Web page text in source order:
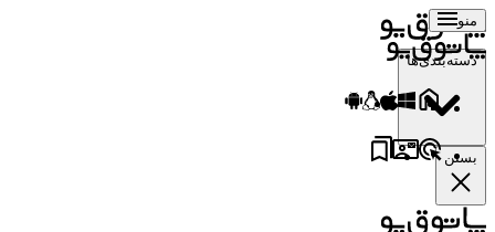
منو
دسته‌بندی‌ها
بستن